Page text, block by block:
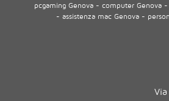
pcgaming Genova - computer Genova
- assistenza mac Genova -